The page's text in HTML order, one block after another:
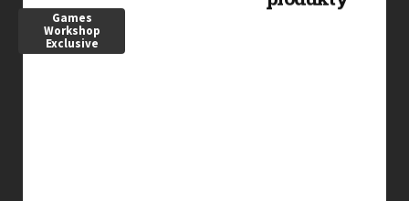
Games
Workshop
Exclusive